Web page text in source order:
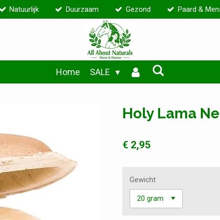
Natuurlijk Duurzaam Gezond Paard &
Home SALE
Holy Lama
€ 2,95
Gewicht